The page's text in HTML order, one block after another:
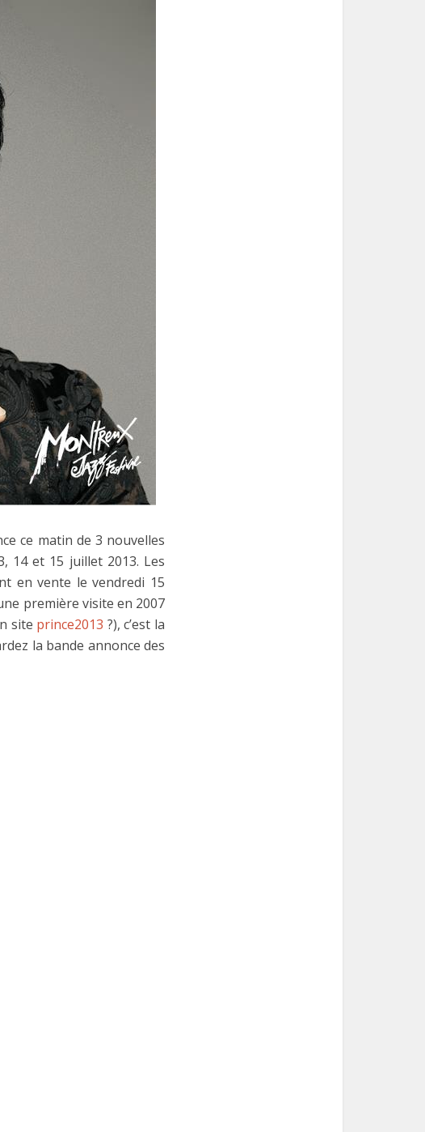
ce matin de 3 nouvelles
14 et 15 juillet 2013. Les
en vente le vendredi 15
première visite en 2007
site prince2013 ?), c’est la
la bande annonce des